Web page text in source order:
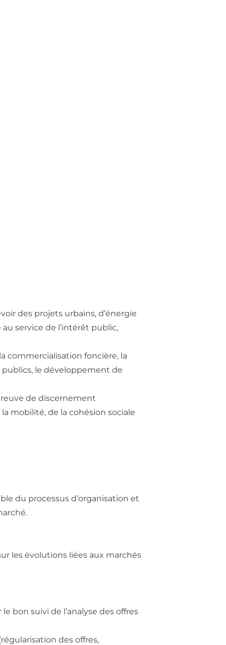
des projets urbains, d’énergie
service de l’intérêt public,
commercialisation foncière, la
le développement de
de discernement
mobilité, de la cohésion sociale
du processus d’organisation et
les évolutions liées aux marchés
bon suivi de l’analyse des offres
des offres,